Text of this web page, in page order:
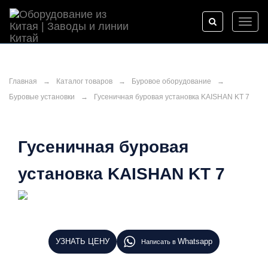
Главная → Каталог товаров → Буровое оборудование
→
Буровые установки
→ Гусеничная буровая установка KAISHAN KT 7
Гусеничная буровая
установка KAISHAN KT 7
УЗНАТЬ ЦЕНУ Написать в Whatsapp